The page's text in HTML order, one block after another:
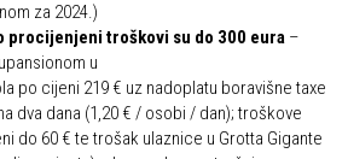
za 2024.)
procijenjeni troškovi su do 300 eura –
u
po cijeni 219 € uz nadoplatu boravišne taxe
dva dana (1,20 € / osobi / dan); troškove
do 60 € te trošak ulaznice u Grotta Gigante